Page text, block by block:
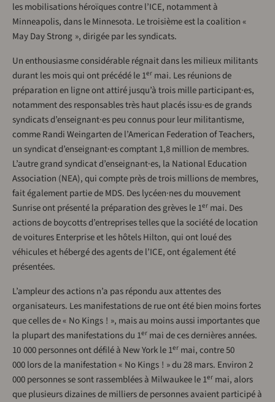
les mobilisations héroïques contre l’ICE, notamment à
Minneapolis, dans le Minnesota. Le troisième est la coalition «
May Day Strong », dirigée par les syndicats.
Un enthousiasme considérable régnait dans les milieux militants
durant les mois qui ont précédé le 1er mai. Les réunions de
préparation en ligne ont attiré jusqu’à trois mille participant·es,
notamment des responsables très haut placés issu·es de grands
syndicats d’enseignant·es peu connus pour leur militantisme,
comme Randi Weingarten de l’American Federation of Teachers,
un syndicat d’enseignant·es comptant 1,8 million de membres.
L’autre grand syndicat d’enseignant·es, la National Education
Association (NEA), qui compte près de trois millions de membres,
fait également partie de MDS. Des lycéen·nes du mouvement
Sunrise ont présenté la préparation des grèves le 1er mai. Des
actions de boycotts d’entreprises telles que la société de location
de voitures Enterprise et les hôtels Hilton, qui ont loué des
véhicules et hébergé des agents de l’ICE, ont également été
présentées.
L’ampleur des actions n’a pas répondu aux attentes des
organisateurs. Les manifestations de rue ont été bien moins fortes
que celles de « No Kings ! », mais au moins aussi importantes que
la plupart des manifestations du 1er mai de ces dernières années.
10 000 personnes ont défilé à New York le 1er mai, contre 50
000 lors de la manifestation « No Kings ! » du 28 mars. Environ 2
000 personnes se sont rassemblées à Milwaukee le 1er mai, alors
que plusieurs dizaines de milliers de personnes avaient participé à